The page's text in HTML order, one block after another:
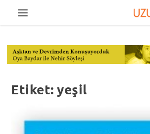
Etiket:yeşil